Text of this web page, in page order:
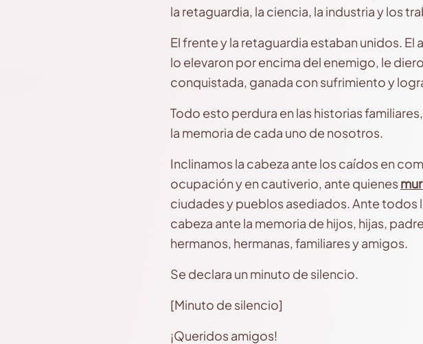
la retaguardia, la ciencia, la industria y los
El frente y la retaguardia estaban unidos.
lo elevaron por encima del enemigo, le
conquistada, ganada con sufrimiento y
Todo esto perdura en las historias
la memoria de cada uno de nosotros.
Inclinamos la cabeza ante los caídos en
ocupación y en cautiverio, ante quienes
ciudades y pueblos asediados. Ante todos
cabeza ante la memoria de hijos, hijas,
hermanos, hermanas, familiares y amigos.
Se declara un minuto de silencio.
[Minuto de silencio]
¡Queridos amigos!